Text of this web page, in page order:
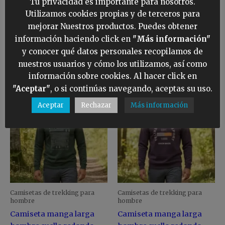
central azul marino
€
OPCIONES
página
de
producto
desmontable verde musgo
39,95 €
SELECCIONAR
OPCIONES
Camisetas de trekking para
hombre
Camiseta manga larga
Este
producto
tiene
múltiples
variantes.
opciones
se
elegir
Camisetas de trekking para
hombre
Camiseta manga larga
Utilizamos cookies propias y de terceros para
mejorar Nuestros productos. Puedes obtener
información haciendo click en "Más información"
y conocer qué datos personales recopilamos de
nuestros usuarios y cómo los utilizamos, así como
información sobre cookies. Al hacer click en
"Aceptar", o si continúas navegando, aceptas su uso.
Aceptar Rechazar Más información